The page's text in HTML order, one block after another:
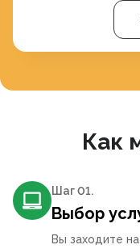
Как
Шаг 01.
Выбор
Вы заходите